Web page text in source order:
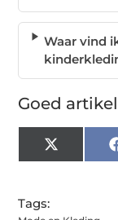
Waar vind
Goed
X
(Twitter)
Tags: